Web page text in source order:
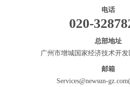
电话
020-
总部地址
广州市增城国家经济技术开
邮箱
Services@newsun-